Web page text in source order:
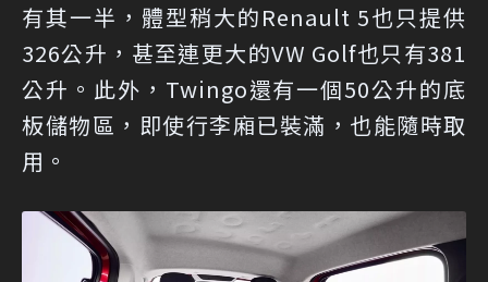
有其一半，體型稍大的Renault 5也只提供
326公升，甚至連更大的VW Golf也只有381
公升。此外，Twingo還有一個50公升的底
板儲物區，即使行李廂已裝滿，也能隨時取
用。